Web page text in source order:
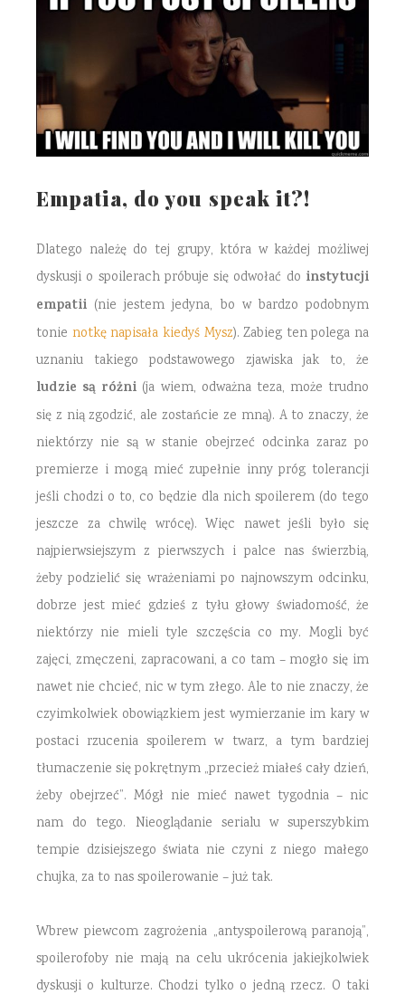
Empatia, do you speak it?!
Dlatego należę do tej grupy, która w każdej możliwej
dyskusji o spoilerach próbuje się odwołać do instytucji
empatii (nie jestem jedyna, bo w bardzo podobnym
tonie notkę napisała kiedyś Mysz). Zabieg ten polega na
uznaniu takiego podstawowego zjawiska jak to, że
ludzie są różni (ja wiem, odważna teza, może trudno
się z nią zgodzić, ale zostańcie ze mną). A to znaczy, że
niektórzy nie są w stanie obejrzeć odcinka zaraz po
premierze i mogą mieć zupełnie inny próg tolerancji
jeśli chodzi o to, co będzie dla nich spoilerem (do tego
jeszcze za chwilę wrócę). Więc nawet jeśli było się
najpierwsiejszym z pierwszych i palce nas świerzbią,
żeby podzielić się wrażeniami po najnowszym odcinku,
dobrze jest mieć gdzieś z tyłu głowy świadomość, że
niektórzy nie mieli tyle szczęścia co my. Mogli być
zajęci, zmęczeni, zapracowani, a co tam – mogło się im
nawet nie chcieć, nic w tym złego. Ale to nie znaczy, że
czyimkolwiek obowiązkiem jest wymierzanie im kary w
postaci rzucenia spoilerem w twarz, a tym bardziej
tłumaczenie się pokrętnym „przecież miałeś cały dzień,
żeby obejrzeć”. Mógł nie mieć nawet tygodnia – nic
nam do tego. Nieoglądanie serialu w superszybkim
tempie dzisiejszego świata nie czyni z niego małego
chujka, za to nas spoilerowanie – już tak.
Wbrew piewcom zagrożenia „antyspoilerową paranoją”,
spoilerofoby nie mają na celu ukrócenia jakiejkolwiek
dyskusji o kulturze. Chodzi tylko o jedną rzecz. O taki